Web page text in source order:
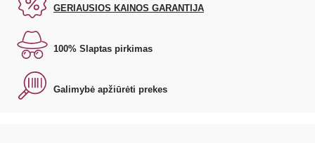
GERIAUSIOS KAINOS GARANTIJA
100% Slaptas pirkimas
Galimybė apžiūrėti prekes